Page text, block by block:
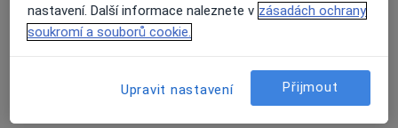
Přidejte svůj názor
nastavení. Další informace naleznete v zásadách ochrany
soukromí a souborů cookie.
Upravit nastavení Přijmout